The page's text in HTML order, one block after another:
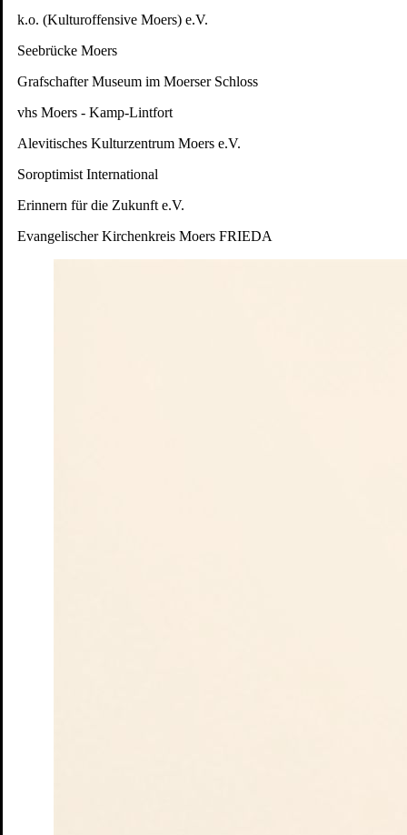
k.o. (Kulturoffensive Moers) e.V.
Seebrücke Moers
Grafschafter Museum im Moerser Schloss
vhs Moers - Kamp-Lintfort
Alevitisches Kulturzentrum Moers e.V.
Soroptimist International
Erinnern für die Zukunft e.V.
Evangelischer Kirchenkreis Moers FRIEDA